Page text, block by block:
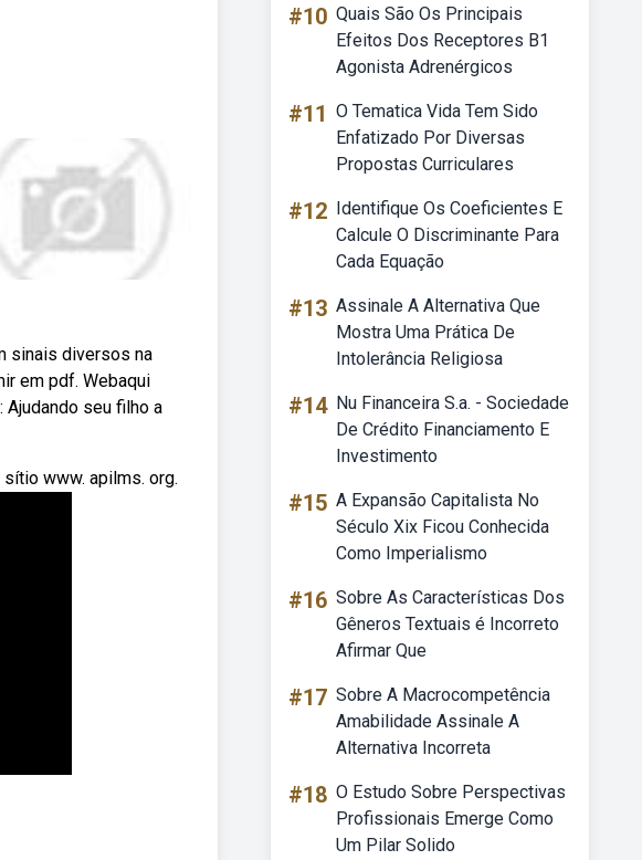
sinais diversos na
em pdf. Webaqui
seu filho a
www. apilms. org.
#10 Quais São Os Principais
Efeitos Dos Receptores B1
Agonista Adrenérgicos
#11 O Tematica Vida Tem Sido
Enfatizado Por Diversas
Propostas Curriculares
#12 Identifique Os Coeficientes E
Calcule O Discriminante Para
Cada Equação
#13 Assinale A Alternativa Que
Mostra Uma Prática De
Intolerância Religiosa
#14 Nu Financeira S.a. - Sociedade
De Crédito Financiamento E
Investimento
#15 A Expansão Capitalista No
Século Xix Ficou Conhecida
Como Imperialismo
#16 Sobre As Características Dos
Gêneros Textuais é Incorreto
Afirmar Que
#17 Sobre A Macrocompetência
Amabilidade Assinale A
Alternativa Incorreta
#18 O Estudo Sobre Perspectivas
Profissionais Emerge Como
Um Pilar Solido